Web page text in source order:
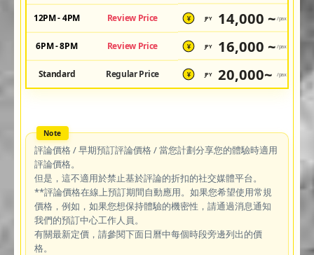
12PM - 4PM Review Price ¥ JPY 14,000 ~ /pax
6PM - 8PM Review Price ¥ JPY 16,000 ~ /pax
Standard Regular Price ¥ JPY 20,000~ /pax
評論價格 / 早期預訂評論價格 / 當您計劃分享您的體驗時適用
評論價格。
但是，這不適用於禁止基於評論的折扣的社交媒體平台。
**評論價格在線上預訂期間自動應用。如果您希望使用常規
價格，例如，如果您想保持體驗的機密性，請通過消息通知
我們的預訂中心工作人員。
有關最新定價，請參閱下面日曆中每個時段旁邊列出的價
格。